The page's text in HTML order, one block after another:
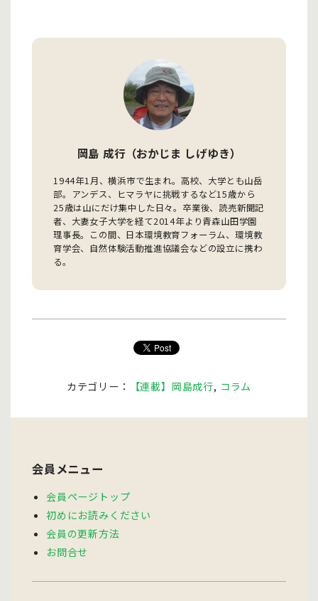
岡島 成行（おかじま しげゆき）
1944年1月、横浜市で生まれ。高校、大学とも山岳
部。アンデス、ヒマラヤに挑戦するなど15歳から
25歳は山にだけ集中した日々。卒業後、読売新聞記
者、大妻女子大学を経て2014年より青森山田学園
理事長。この間、日本環境教育フォーラム、環境教
育学会、自然体験活動推進協議会などの設立に携わ
る。
カテゴリー： 【連載】岡島成行, コラム
会員メニュー
会員ページトップ
初めにお読みください
会員の更新方法
お問合せ